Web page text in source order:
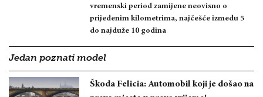
vremenski period zamijene neovisno o
prijeđenim kilometrima, najčešće između 5
do najduže 10 godina
Jedan poznati model
Škoda Felicia: Automobil koji je došao na